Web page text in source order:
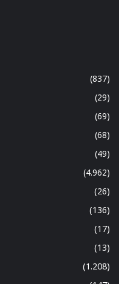
(837)
(29)
(69)
(68)
(49)
(4.962)
(26)
(136)
(17)
(13)
(1.208)